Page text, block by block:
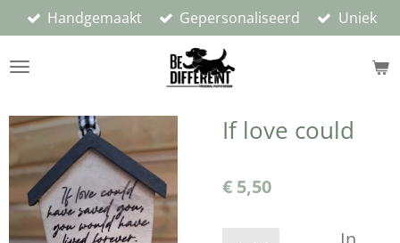
direct
naar
Handgemaakt Gepersonaliseerd Uniek
If love could
€ 5,50